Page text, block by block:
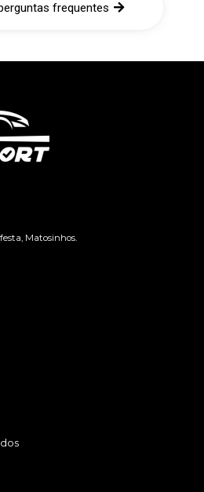
frequentes
Matosinhos.